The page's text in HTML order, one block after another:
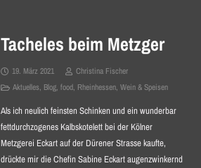
Tacheles beim Metzger
19. März 2021
Christina Fischer
Aktuelles, Blog,food, Rheinhessen,Wein & Speisen
Als ich neulich feinsten Schinken und ein wunderbar
fettdurchzogenes Kalbskotelett bei der Kölner
Metzgerei Eckart auf der Dürener Strasse kaufte,
drückte mir die Chefin Sabine Eckart augenzwinkernd